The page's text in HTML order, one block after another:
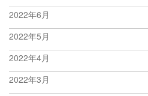
2022年6月
2022年5月
2022年4月
2022年3月